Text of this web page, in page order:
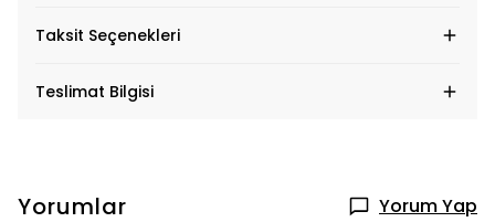
Taksit Seçenekleri
Teslimat Bilgisi
Yorumlar Yorum Yap